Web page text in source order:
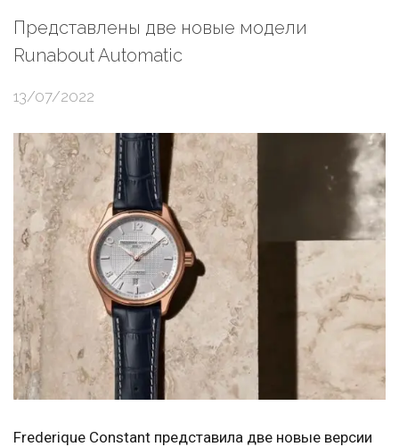
Представлены две новые модели
Runabout Automatic
13/07/2022
Frederique Constant представила две новые версии